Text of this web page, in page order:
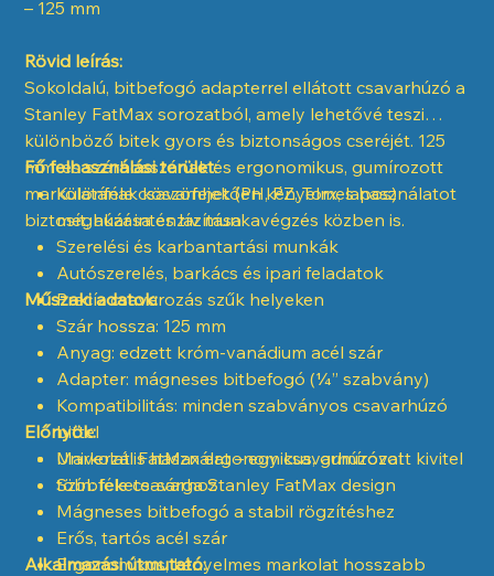
– 125 mm
Rövid leírás:
Sokoldalú, bitbefogó adapterrel ellátott csavarhúzó a
Stanley FatMax sorozatból, amely lehetővé teszi
különböző bitek gyors és biztonságos cseréjét. 125
mm-es szárhosszának és ergonomikus, gumírozott
markolatának köszönhetően kényelmes használatot
biztosít, akár intenzív munkavégzés közben is.
Fő felhasználási terület:
Különféle csavarfejek (PH, PZ, Torx, lapos)
meghúzása és lazítása
Szerelési és karbantartási munkák
Autószerelés, barkács és ipari feladatok
Precíz csavarozás szűk helyeken
Műszaki adatok:
Szár hossza: 125 mm
Anyag: edzett króm-vanádium acél szár
Adapter: mágneses bitbefogó (¼” szabvány)
Kompatibilitás: minden szabványos csavarhúzó
bittel
Markolat: FatMax ergonomikus, gumírozott kivitel
Szín: fekete-sárga Stanley FatMax design
Előnyök:
Univerzális használat – egy csavarhúzóval
többféle csavarhoz
Mágneses bitbefogó a stabil rögzítéshez
Erős, tartós acél szár
Ergonomikus, kényelmes markolat hosszabb
Alkalmazási útmutató: